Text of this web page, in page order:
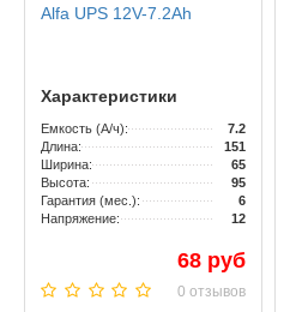
Alfa UPS 12V-7.2Ah
Характеристики
Емкость (А/ч):
7.2
Длина:
151
Ширина:
65
Высота:
95
Гарантия (мес.):
6
Напряжение:
12
68 руб
0 отзывов